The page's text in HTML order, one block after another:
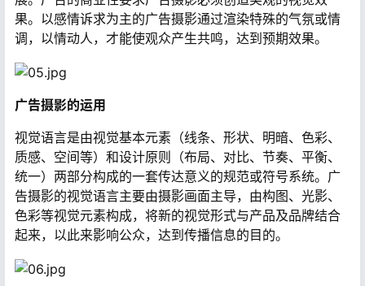
果。以感情诉求为主的广告摄影通过渲染特殊的气氛或情
调，以情动人，才能使观众产生共鸣，达到预期效果。
广告摄影的运用
视觉语言是由视觉基本元素（线条、形状、明暗、色彩、
质感、空间等）和设计原则（布局、对比、节奏、平衡、
统一）两部分构成的一套传达意义的规范或符号系统。广
告摄影的视觉语言主要由摄影画面主导，由构图、光影、
色彩等视觉元素构成，将新的视觉形式与产品及品牌结合
起来，以此来影响公众，达到传播信息的目的。